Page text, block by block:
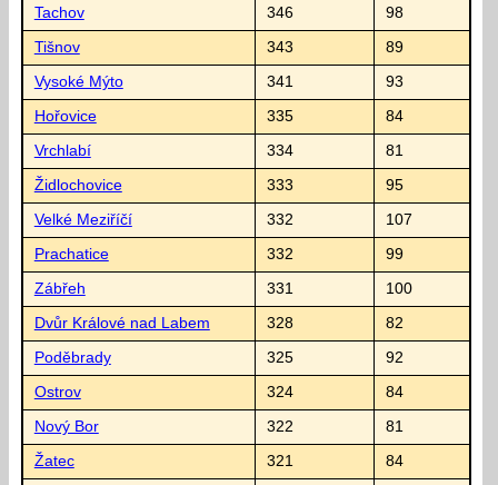
Tachov 346 98
Tišnov 343 89
Vysoké Mýto 341 93
Hořovice 335 84
Vrchlabí 334 81
Židlochovice 333 95
Velké Meziříčí 332 107
Prachatice 332 99
Zábřeh 331 100
Dvůr Králové nad Labem 328 82
Poděbrady 325 92
Ostrov 324 84
Nový Bor 322 81
Žatec 321 84